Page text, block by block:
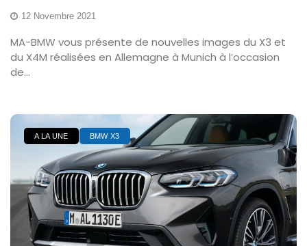
12 Novembre 2021
MA-BMW vous présente de nouvelles images du X3 et
du X4M réalisées en Allemagne à Munich à l’occasion
de...
A LA UNE BMW X3